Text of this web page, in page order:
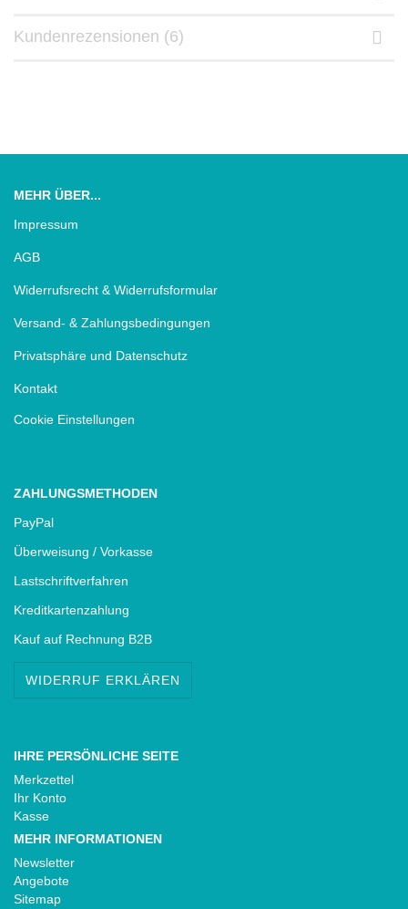
Kundenrezensionen (6)
MEHR ÜBER...
Impressum
AGB
Widerrufsrecht & Widerrufsformular
Versand- & Zahlungsbedingungen
Privatsphäre und Datenschutz
Kontakt
Cookie Einstellungen
ZAHLUNGSMETHODEN
PayPal
Überweisung / Vorkasse
Lastschriftverfahren
Kreditkartenzahlung
Kauf auf Rechnung B2B
WIDERRUF ERKLÄREN
IHRE PERSÖNLICHE SEITE
Merkzettel
Ihr Konto
Kasse
MEHR INFORMATIONEN
Newsletter
Angebote
Sitemap